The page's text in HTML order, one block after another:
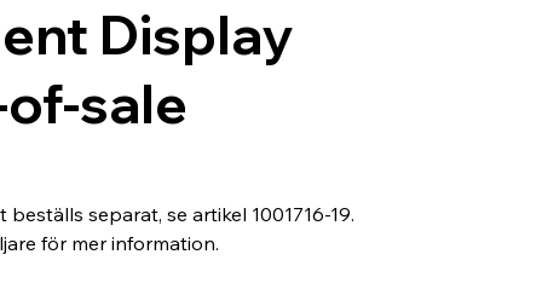
Display
sale
beställs separat, se artikel 1001716-19.
för mer information.